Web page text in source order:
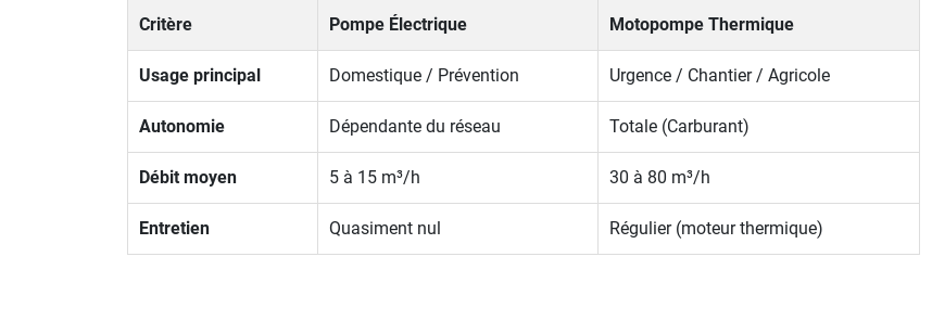
Critère Pompe Électrique Motopompe Thermique
Usage principal Domestique / Prévention Urgence / Chantier / Agricole
Autonomie Dépendante du réseau Totale (Carburant)
Débit moyen 5 à 15 m³/h 30 à 80 m³/h
Entretien Quasiment nul Régulier (moteur thermique)